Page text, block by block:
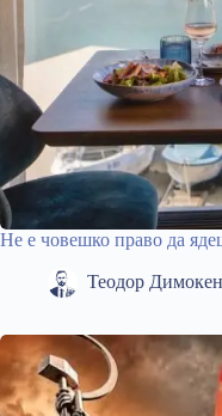
Не е човешко право да
Теодор